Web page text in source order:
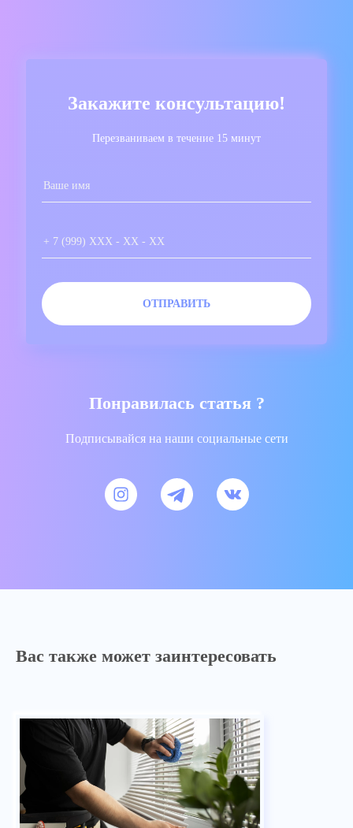
Закажите консультацию!
Перезваниваем в течение 15 минут
Понравилась статья ?
Подписывайся на наши социальные сети
Вас также может заинтересовать